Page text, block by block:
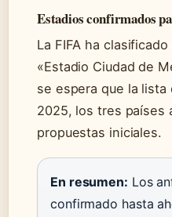
Estadios confirmados
La FIFA ha
«Estadio Ciudad de
se espera que la
2025, los tres países
propuestas iniciales.
En resumen: Los
confirmado hasta